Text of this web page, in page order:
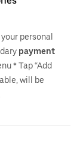
personal
payment
* Tap “Add
will be